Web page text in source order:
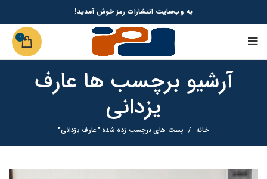
به وب‌سایت انتشارات رمز خوش آمدید!
0
آرشیو برچسب ها عارف
یزدانی
خانه پست های برچسب زده شده "عارف یزدانی"